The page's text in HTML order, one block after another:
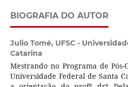
BIOGRAFIA DO AUTOR
Julio Tomé, UFSC -
Catarina
Mestrando no Programa de
Universidade Federal de Santa